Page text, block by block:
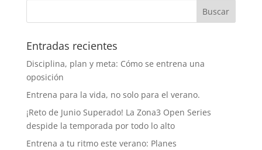
Entradas recientes
Disciplina, plan y meta: Cómo se entrena una
oposición
Entrena para la vida, no solo para el verano.
¡Reto de Junio Superado! La Zona3 Open Series
despide la temporada por todo lo alto
Entrena a tu ritmo este verano: Planes